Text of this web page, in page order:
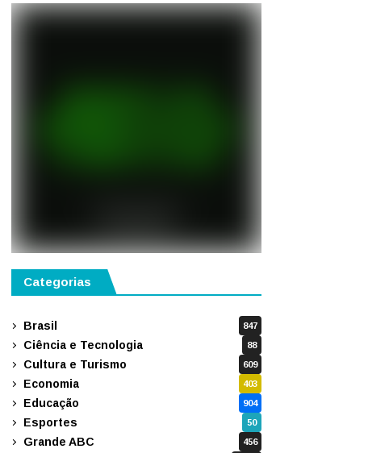
Categorias
Brasil 847
Ciência e Tecnologia 88
Cultura e Turismo 609
Economia 403
Educação 904
Esportes 50
Grande ABC 456